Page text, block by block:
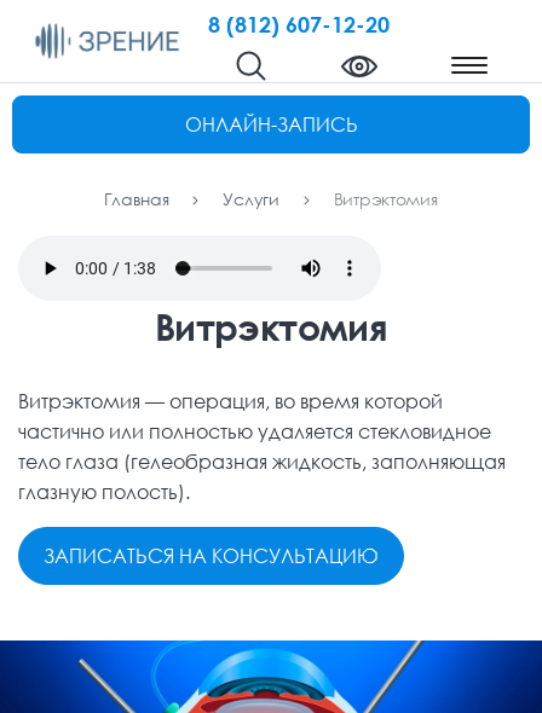
8 (812) 607-12-20
ОНЛАЙН-ЗАПИСЬ
Главная Услуги Витрэктомия
Витрэктомия
Витрэктомия — операция, во время которой
частично или полностью удаляется стекловидное
тело глаза (гелеобразная жидкость, заполняющая
глазную полость).
ЗАПИСАТЬСЯ НА КОНСУЛЬТАЦИЮ